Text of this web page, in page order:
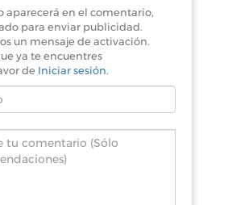
aparecerá en el comentario,
para enviar publicidad.
un mensaje de activación.
ya te encuentres
de Iniciar sesión.